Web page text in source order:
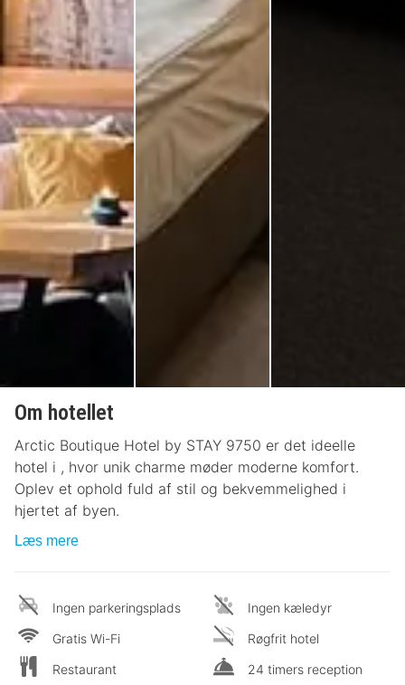
Om hotellet
Arctic Boutique Hotel by STAY 9750 er det ideelle
hotel i , hvor unik charme møder moderne komfort.
Oplev et ophold fuld af stil og bekvemmelighed i
hjertet af byen.
Læs mere
Ingen parkeringsplads
Gratis Wi-Fi
Restaurant
Ingen kæledyr
Røgfrit hotel
24 timers reception